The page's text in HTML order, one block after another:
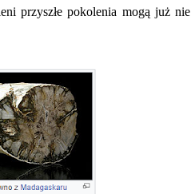
przyszłe pokolenia mogą już nie